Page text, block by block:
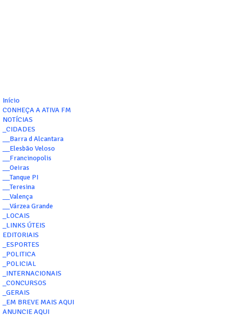
Início
CONHEÇA A ATIVA FM
NOTÍCIAS
_CIDADES
__Barra d Alcantara
__Elesbão Veloso
__Francinopolis
__Oeiras
__Tanque PI
__Teresina
__Valença
__Várzea Grande
_LOCAIS
_LINKS ÚTEIS
EDITORIAIS
_ESPORTES
_POLITICA
_POLICIAL
_INTERNACIONAIS
_CONCURSOS
_GERAIS
_EM BREVE MAIS AQUI
ANUNCIE AQUI